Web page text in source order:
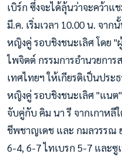
เบิร์ก ซึ่งจะได้ลุ้นว่าจะคว้า
มี.ค. เริ่มเวลา 10.00 น. จา
หญิงคู่ รอบชิงชนะเลิศ โดย
ไพจิตต์ กรรมการอำนวยกา
เทศไทยฯ ให้เกียรติเป็นปร
หญิงคู่ รอบชิงชนะเลิศ "แน
จับคู่กับ คิม นา รี จากเกาหลี
ชีพชาญเดช และ กมลวรรณ
6-4, 6-7 ไทเบรก 5-7 และซู